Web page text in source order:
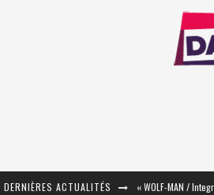
DERNIÈRES ACTUALITÉS